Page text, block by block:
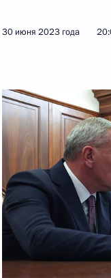
Встреча с
8 сентября 2023 года,
Перечень
заседания
3 сентября 2023 года,
30 июня 2023 года